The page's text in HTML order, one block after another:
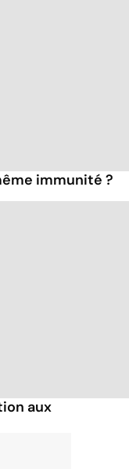
immunité ?
aux